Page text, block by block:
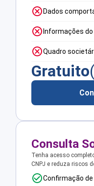
Dados
Informações do
Quadro
Gratuito
Consulta
Tenha acesso
CNPJ e reduza riscos
Confirmação